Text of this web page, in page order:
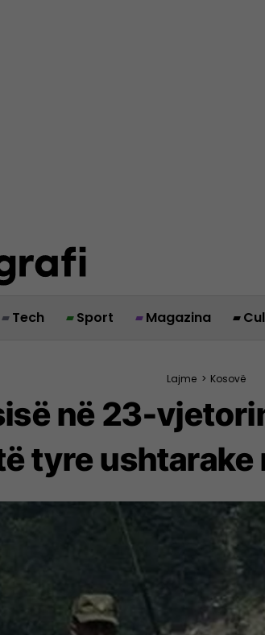
Tech Sport Magazina
Lajme > Kosovë
në 23-
tyre ushtarake